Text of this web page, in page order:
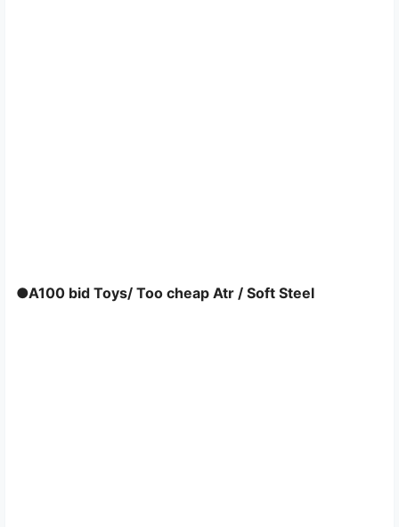
●A100 bid Toys/ Too cheap Atr / Soft Steel